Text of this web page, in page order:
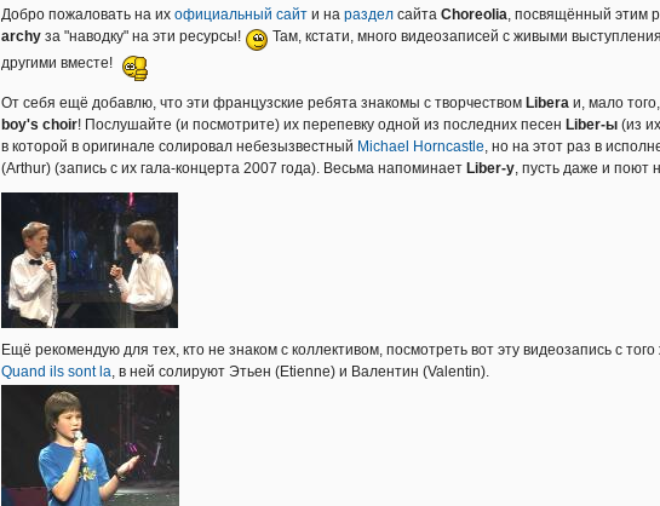
Добро пожаловать на их официальный сайт и на раздел сайта Choreolia , посвящённый этим
archy за "наводку" на эти ресурсы!
Там, кстати, много видеозаписей с живыми
другими вместе!
От себя ещё добавлю, что эти французские ребята знакомы с творчеством Libera и, мало
boy's choir! Послушайте (и посмотрите) их перепевку одной из последних песен Liber-ы (из
в которой в оригинале солировал небезызвестный Michael Horncastle, но на этот раз в
(Arthur) (запись с их гала-концерта 2007 года). Весьма напоминает Liber-у, пусть даже и поют
Ещё рекомендую для тех, кто не знаком с коллективом, посмотреть вот эту видеозапись с
Quand ils sont la , в ней солируют Этьен (Etienne) и Валентин (Valentin).